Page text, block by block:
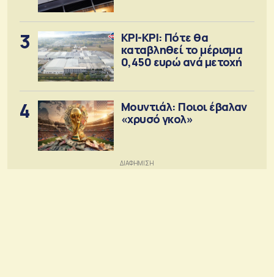
3
ΚΡΙ-ΚΡΙ: Πότε θα
καταβληθεί το μέρισμα
0,450 ευρώ ανά μετοχή
4
Μουντιάλ: Ποιοι έβαλαν
«χρυσό γκολ»